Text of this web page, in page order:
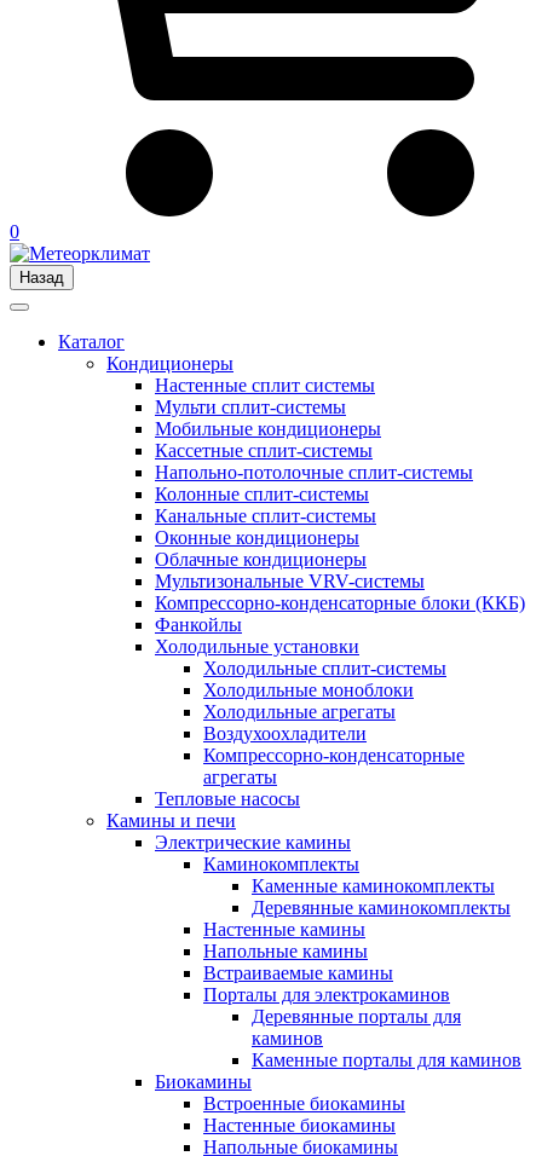
0
Назад
Каталог
Кондиционеры
Настенные сплит системы
Мульти сплит-системы
Мобильные кондиционеры
Кассетные сплит-системы
Напольно-потолочные сплит-системы
Колонные сплит-системы
Канальные сплит-системы
Оконные кондиционеры
Облачные кондиционеры
Мультизональные VRV-системы
Компрессорно-конденсаторные блоки (ККБ)
Фанкойлы
Холодильные установки
Холодильные сплит-системы
Холодильные моноблоки
Холодильные агрегаты
Воздухоохладители
Компрессорно-конденсаторные
агрегаты
Тепловые насосы
Камины и печи
Электрические камины
Каминокомплекты
Каменные каминокомплекты
Деревянные каминокомплекты
Настенные камины
Напольные камины
Встраиваемые камины
Порталы для электрокаминов
Деревянные порталы для
каминов
Каменные порталы для каминов
Биокамины
Встроенные биокамины
Настенные биокамины
Напольные биокамины